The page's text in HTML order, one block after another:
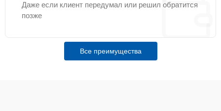
Даже если клиент передумал или решил обратится
позже
Все преимущества